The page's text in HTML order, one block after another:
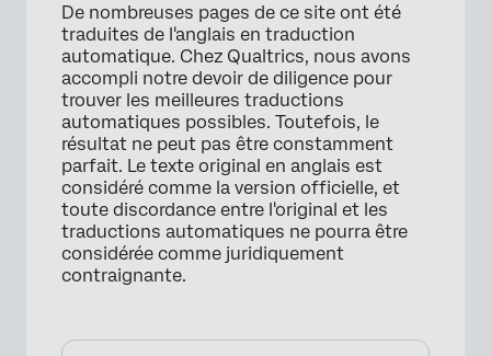
De nombreuses pages de ce site ont été
traduites de l'anglais en traduction
automatique. Chez Qualtrics, nous avons
accompli notre devoir de diligence pour
trouver les meilleures traductions
automatiques possibles. Toutefois, le
résultat ne peut pas être constamment
parfait. Le texte original en anglais est
considéré comme la version officielle, et
toute discordance entre l'original et les
traductions automatiques ne pourra être
considérée comme juridiquement
contraignante.